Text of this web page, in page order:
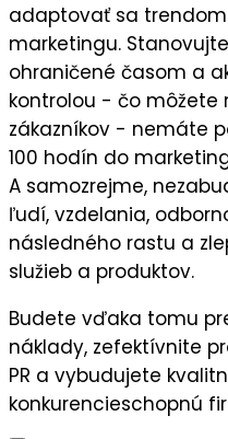
adaptovať sa
marketingu.
ohraničené časom a
kontrolou - čo môžete
zákazníkov - nemáte
100 hodín do
A samozrejme,
ľudí, vzdelania,
následného rastu a
služieb a produktov.
Budete vďaka tomu
náklady, zefektívnite
PR a vybudujete
konkurencieschopnú